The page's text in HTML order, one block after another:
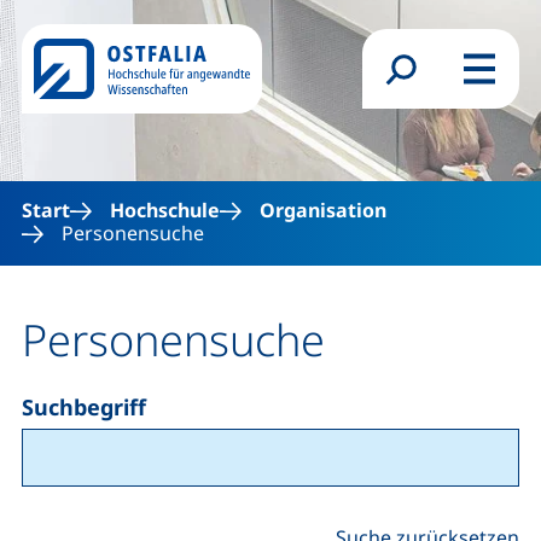
Direkt zum Inhalt
Suchformular
Menü
Start Hochschule
Organisation
Personensuche
Personensuche
Suchbegriff